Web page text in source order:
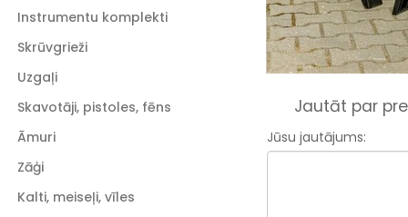
Instrumentu komplekti
Skrūvgrieži
Uzgaļi
Skavotāji, pistoles, fēns
Āmuri
Zāģi
Kalti, meiseļi, vīles
Jautāt par
Jūsu jautājums: